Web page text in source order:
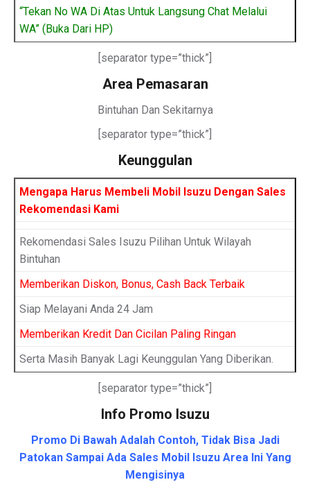
“Tekan No WA Di Atas Untuk Langsung Chat Melalui
WA” (Buka Dari HP)
[separator type=”thick”]
Area Pemasaran
Bintuhan Dan Sekitarnya
[separator type=”thick”]
Keunggulan
Mengapa Harus Membeli Mobil Isuzu Dengan Sales
Rekomendasi Kami
Rekomendasi Sales Isuzu Pilihan Untuk Wilayah
Bintuhan
Memberikan Diskon, Bonus, Cash Back Terbaik
Siap Melayani Anda 24 Jam
Memberikan Kredit Dan Cicilan Paling Ringan
Serta Masih Banyak Lagi Keunggulan Yang Diberikan.
[separator type=”thick”]
Info Promo Isuzu
Promo Di Bawah Adalah Contoh, Tidak Bisa Jadi
Patokan Sampai Ada Sales Mobil Isuzu Area Ini Yang
Mengisinya